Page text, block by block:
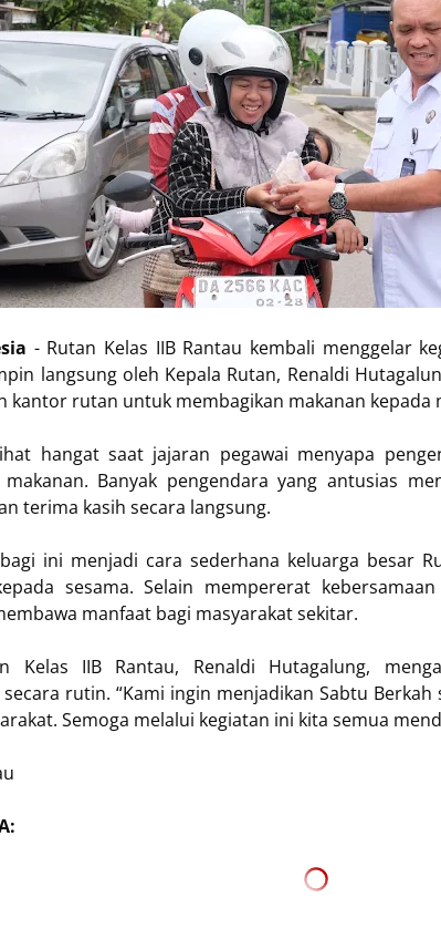
- Rutan Kelas IIB Rantau kembali menggelar
langsung oleh Kepala Rutan, Renaldi
kantor rutan untuk membagikan makanan kepada
hangat saat jajaran pegawai menyapa
Banyak pengendara yang antusias
terima kasih secara langsung.
ini menjadi cara sederhana keluarga besar
sesama. Selain mempererat
manfaat bagi masyarakat sekitar.
Kelas IIB Rantau, Renaldi Hutagalung,
rutin. “Kami ingin menjadikan Sabtu
Semoga melalui kegiatan ini kita semua